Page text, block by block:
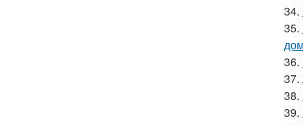
34.
35.
36.
37.
38.
39.